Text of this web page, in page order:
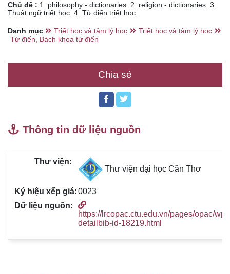
Chủ đề : 1. philosophy - dictionaries. 2. religion - dictionaries. 3.
Thuật ngữ triết học. 4. Từ điển triết học.
Danh mục Triết học và tâm lý học
Triết học và tâm lý học
Từ điển, Bách khoa từ điển
Chia sẻ
Thông tin dữ liệu nguồn
Thư viện đại học Cần Thơ
0023
https://lrcopac.ctu.edu.vn/pages/opac/
detailbib-id-18219.html